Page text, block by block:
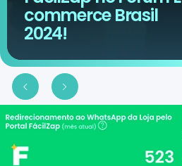
commerce Brasil
2024!
Slide anteriorProximo slide